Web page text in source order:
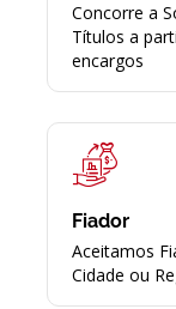
Concorre a
Títulos a
encargos
Fiador
Aceitamos
Cidade ou